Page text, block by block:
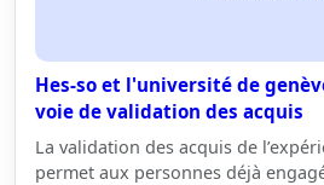
Hes-so et l'université de
voie de validation des acquis
La validation des acquis de
permet aux personnes déjà